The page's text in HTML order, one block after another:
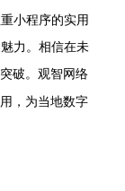
小程序的实用
力。相信在未
破。观智网络
，为当地数字